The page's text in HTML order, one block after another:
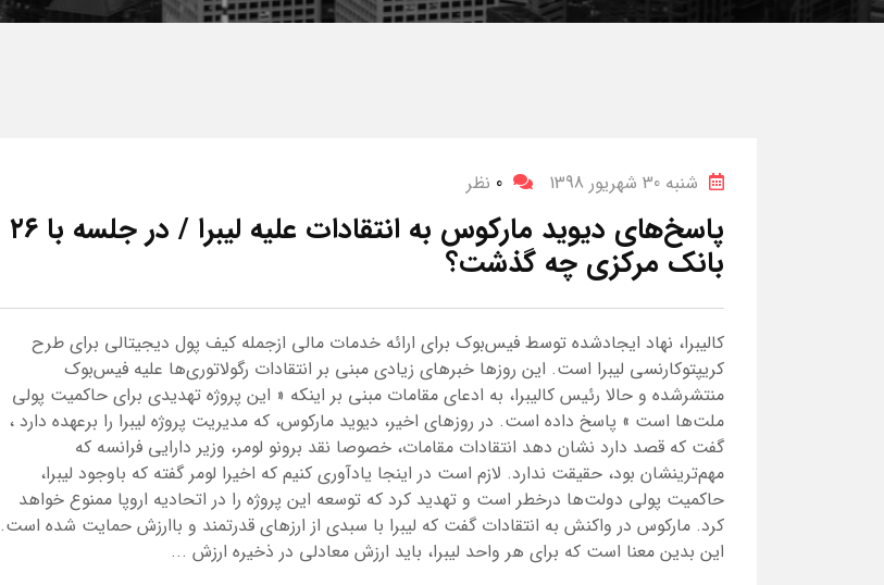
شنبه 30 شهریور 1398 0 نظر
پاسخ‌های دیوید مارکوس به انتقادات علیه لیبرا / در جلسه با ۲۶
بانک مرکزی چه گذشت؟
کالیبرا، نهاد ایجادشده توسط فیس‌بوک برای ارائه خدمات مالی ازجمله کیف پول دیجیتالی برای طرح
کریپتوکارنسی لیبرا است. این روزها خبرهای زیادی مبنی بر انتقادات رگولاتوری‌ها علیه فیس‌بوک
منتشرشده و حالا رئیس کالیبرا، به ادعای مقامات مبنی بر اینکه « این پروژه تهدیدی برای حاکمیت پولی
ملت‌ها است » پاسخ داده است. در روزهای اخیر، دیوید مارکوس، که مدیریت پروژه لیبرا را برعهده دارد ،
گفت که قصد دارد نشان دهد انتقادات مقامات، خصوصا نقد برونو لومر، وزیر دارایی فرانسه که
مهم‌ترینشان بود، حقیقت ندارد. لازم است در اینجا یادآوری کنیم که اخیرا لومر گفته که باوجود لیبرا،
حاکمیت پولی دولت‌ها درخطر است و تهدید کرد که توسعه این پروژه را در اتحادیه اروپا ممنوع خواهد
کرد. مارکوس در واکنش به انتقادات گفت که لیبرا با سبدی از ارزهای قدرتمند و باارزش حمایت شده است.
این بدین معنا است که برای هر واحد لیبرا، باید ارزش معادلی در ذخیره ارزش ...